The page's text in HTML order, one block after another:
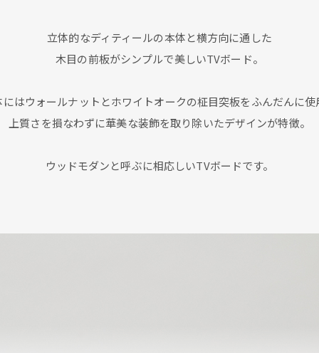
立体的なディティールの本体と横方向に通した
木目の前板がシンプルで美しいTVボード。
にはウォールナットとホワイトオークの柾目突板をふんだんに使
上質さを損なわずに華美な装飾を取り除いたデザインが特徴。
ウッドモダンと呼ぶに相応しいTVボードです。